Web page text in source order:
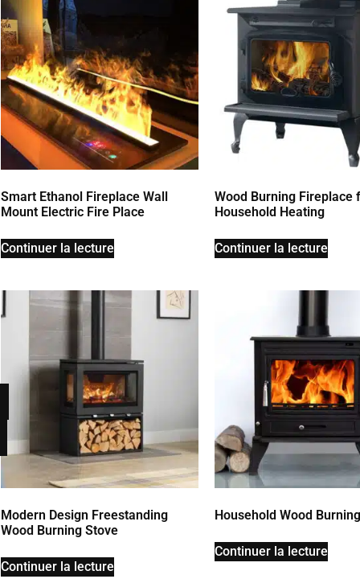
Smart Ethanol Fireplace Wall
Mount Electric Fire Place
Continuer la lecture
Wood Burning Fireplace
Household Heating
Continuer la lecture
Modern Design Freestanding
Wood Burning Stove
Continuer la lecture
Household Wood
Continuer la lecture